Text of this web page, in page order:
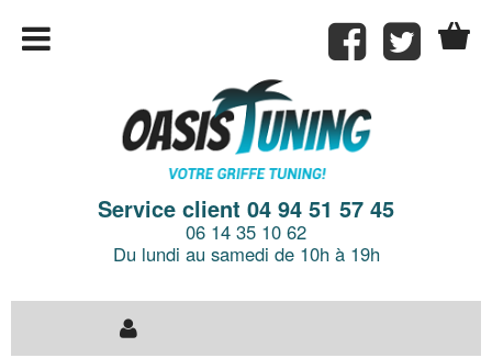
Service client 04 94 51 57 45
06 14 35 10 62
Du lundi au samedi de 10h à 19h